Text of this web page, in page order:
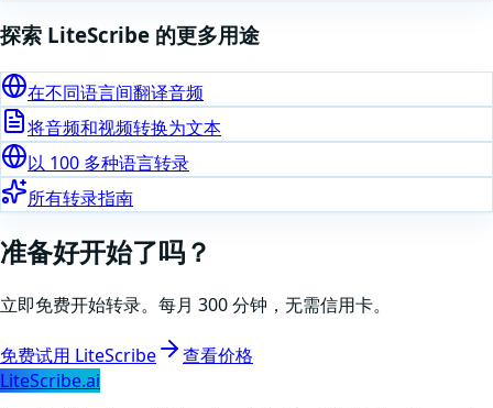
探索 LiteScribe 的更多用途
在不同语言间翻译音频
将音频和视频转换为文本
以 100 多种语言转录
所有转录指南
准备好开始了吗？
立即免费开始转录。每月 300 分钟，无需信用卡。
免费试用 LiteScribe
查看价格
LiteScribe.ai